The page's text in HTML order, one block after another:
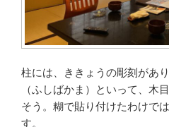
柱には、ききょうの彫刻があ
（ふしばかま）といって、木
そう。糊で貼り付けたわけで
す。